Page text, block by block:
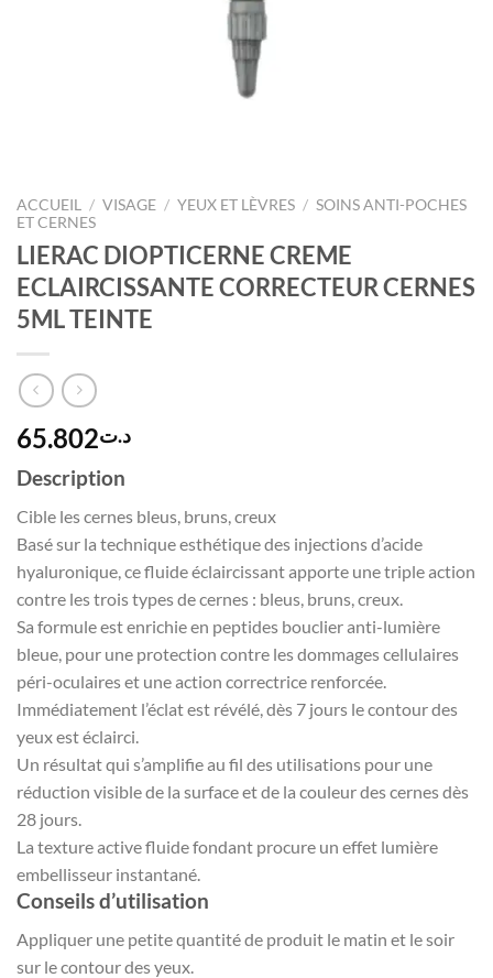
ACCUEIL / VISAGE / YEUX ET LÈVRES / SOINS ANTI-POCHES
ET CERNES
LIERAC DIOPTICERNE CREME
ECLAIRCISSANTE CORRECTEUR CERNES
5ML TEINTE
د.ت65.802
Description
Cible les cernes bleus, bruns, creux
Basé sur la technique esthétique des injections d’acide
hyaluronique, ce fluide éclaircissant apporte une triple action
contre les trois types de cernes : bleus, bruns, creux.
Sa formule est enrichie en peptides bouclier anti-lumière
bleue, pour une protection contre les dommages cellulaires
péri-oculaires et une action correctrice renforcée.
Immédiatement l’éclat est révélé, dès 7 jours le contour des
yeux est éclairci.
Un résultat qui s’amplifie au fil des utilisations pour une
réduction visible de la surface et de la couleur des cernes dès
28 jours.
La texture active fluide fondant procure un effet lumière
embellisseur instantané.
Conseils d’utilisation
Appliquer une petite quantité de produit le matin et le soir
sur le contour des yeux.